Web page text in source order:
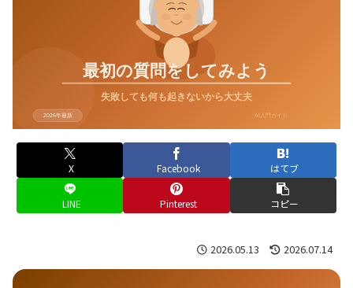
X Facebook はてブ
LINE Pinterest コピー
2026.05.13 2026.07.14